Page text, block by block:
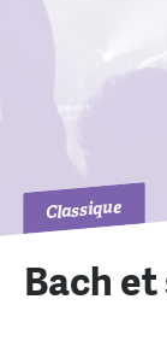
Classique
Bach